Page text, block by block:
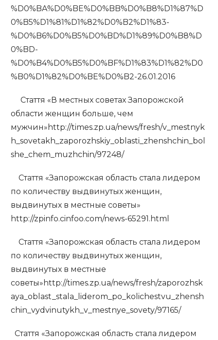
%D0%BA%D0%BE%D0%BB%D0%B8%D1%87%D
0%B5%D1%81%D1%82%D0%B2%D1%83-
%D0%B6%D0%B5%D0%BD%D1%89%D0%B8%D
0%BD-
%D0%B4%D0%B5%D0%BF%D1%83%D1%82%D0
%B0%D1%82%D0%BE%D0%B2-26.01.2016
Стаття «В местных советах Запорожской
области женщин больше, чем
мужчин»http://times.zp.ua/news/fresh/v_mestnyk
h_sovetakh_zaporozhskiy_oblasti_zhenshchin_bol
she_chem_muzhchin/97248/
Стаття «Запорожская область стала лидером
по количеству выдвинутых женщин,
выдвинутых в местные советы»
http://zpinfo.cinfoo.com/news-65291.html
Стаття «Запорожская область стала лидером
по количеству выдвинутых женщин,
выдвинутых в местные
советы»http://times.zp.ua/news/fresh/zaporozhsk
aya_oblast_stala_liderom_po_kolichestvu_zhensh
chin_vydvinutykh_v_mestnye_sovety/97165/
Стаття «Запорожская область стала лидером